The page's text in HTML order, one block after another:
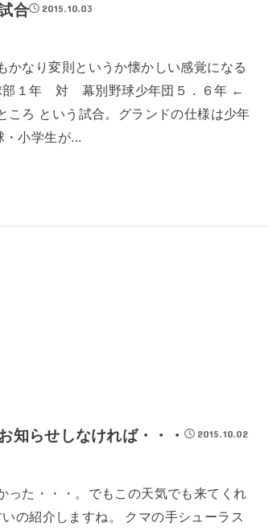
合 2015.10.03
なり変則というか懐かしい感覚になる
部１年 対 幕別野球少年団５．６年 ←
ころ という試合。グランドの仕様は少年
小学生が...
知らせしなければ・・・ 2015.10.02
た・・・。でもこの天気でも来てくれ
の紹介しますね。 クマの手シューラス